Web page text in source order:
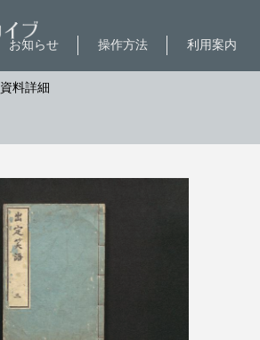
利用案内
操作方法
お知らせ
資料詳細